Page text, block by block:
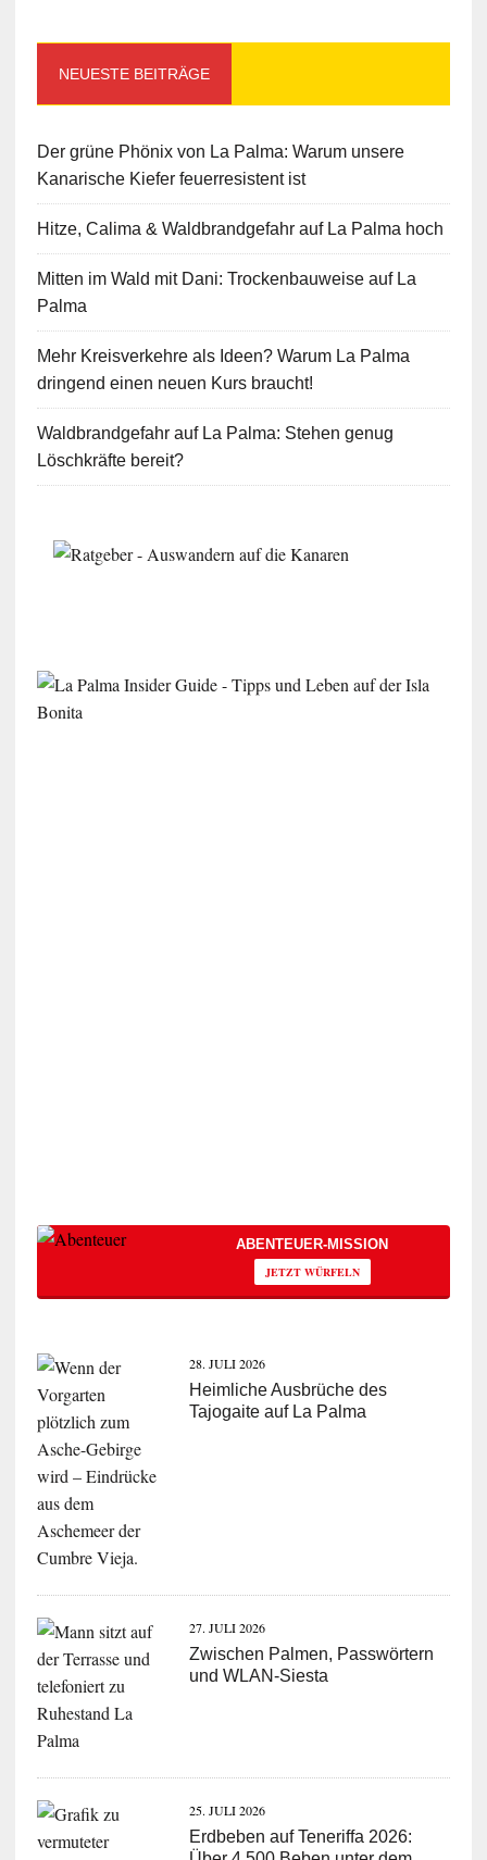
NEUESTE BEITRÄGE
Der grüne Phönix von La Palma: Warum unsere
Kanarische Kiefer feuerresistent ist
Hitze, Calima & Waldbrandgefahr auf La Palma hoch
Mitten im Wald mit Dani: Trockenbauweise auf La
Palma
Mehr Kreisverkehre als Ideen? Warum La Palma
dringend einen neuen Kurs braucht!
Waldbrandgefahr auf La Palma: Stehen genug
Löschkräfte bereit?
ABENTEUER-MISSION
JETZT WÜRFELN
28. JULI 2026
Heimliche Ausbrüche des
Tajogaite auf La Palma
27. JULI 2026
Zwischen Palmen, Passwörtern
und WLAN-Siesta
25. JULI 2026
Erdbeben auf Teneriffa 2026: